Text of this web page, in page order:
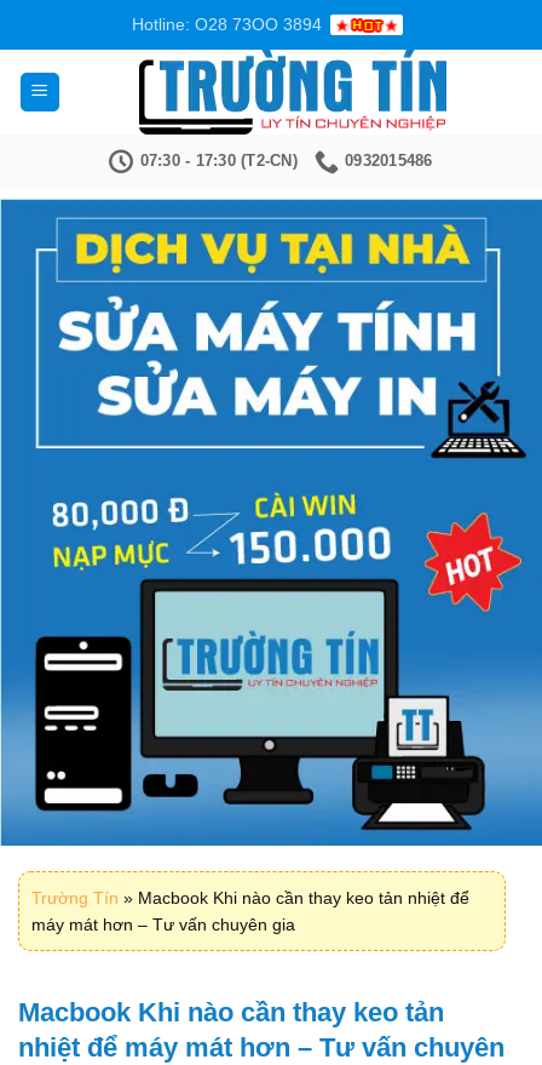
nội
dung
Hotline: O28 73OO 3894
07:30 - 17:30 (T2-CN) 0932015486
Trường Tín » Macbook Khi nào cần thay keo tản nhiệt để
máy mát hơn – Tư vấn chuyên gia
Macbook Khi nào cần thay keo tản
nhiệt để máy mát hơn – Tư vấn chuyên